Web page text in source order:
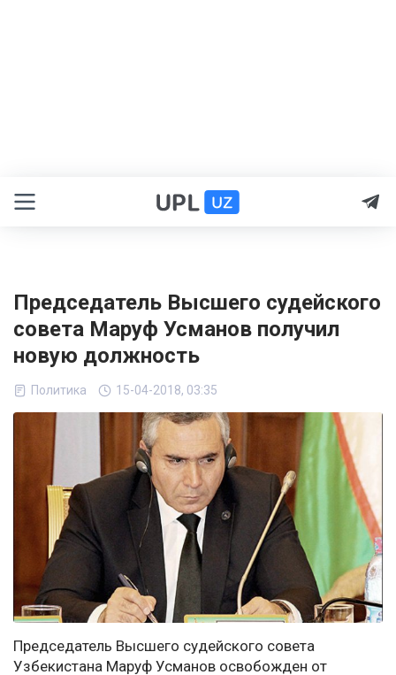
Председатель Высшего судейского
совета Маруф Усманов получил
новую должность
Политика 15-04-2018, 03:35
Председатель Высшего судейского совета
Узбекистана Маруф Усманов освобожден от